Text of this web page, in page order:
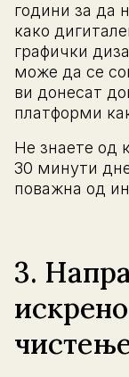
години за да
како
графички
може да се
ви донесат
платформи
Не знаете од
30 минути
поважна од
3.